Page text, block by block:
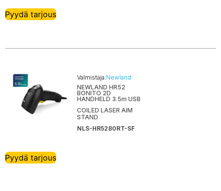
Pyydä tarjous
Valmistaja:Newland
NEWLAND HR52
BONITO 2D
HANDHELD 3.5m USB
COILED LASER AIM
STAND
NLS-HR5280RT-SF
Pyydä tarjous